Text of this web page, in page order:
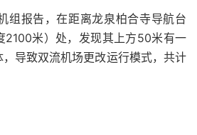
组报告，在距离龙泉柏合寺导航台
2100米）处，发现其上方50米有一
导致双流机场更改运行模式，共计